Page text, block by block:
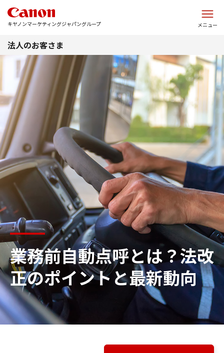
キヤノンマーケティングジャパングループ メニュー
法人のお客さま
業務前自動点呼とは？法改
正のポイントと最新動向